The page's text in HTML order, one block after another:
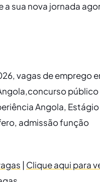
a sua nova jornada
vagas de emprego
público
Angola, Estágio
admissão função
| Clique aqui para